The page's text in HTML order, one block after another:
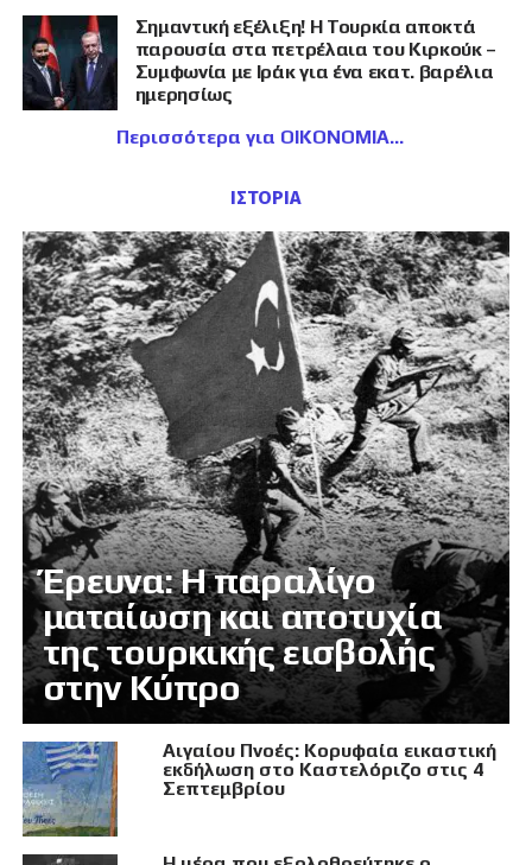
Σημαντική εξέλιξη! Η Τουρκία αποκτά
παρουσία στα πετρέλαια του Κιρκούκ –
Συμφωνία με Ιράκ για ένα εκατ. βαρέλια
ημερησίως
Περισσότερα για ΟΙΚΟΝΟΜΙΑ
ΙΣΤΟΡΙΑ
Έρευνα: Η παραλίγο
ματαίωση και αποτυχία
της τουρκικής εισβολής
στην Κύπρο
Αιγαίου Πνοές: Κορυφαία εικαστική
εκδήλωση στο Καστελόριζο στις 4
Σεπτεμβρίου